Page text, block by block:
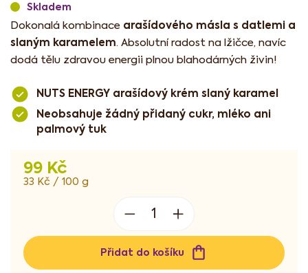
99 Kč
Měrná
33 Kč / 100 g
Skladem
Přidat do košíku
Dokonalá kombinace arašídového másla s datlemi a
slaným karamelem. Absolutní radost na lžičce, navíc
dodá tělu zdravou energii plnou blahodárných živin!
NUTS ENERGY arašídový krém slaný karamel
Neobsahuje žádný přidaný cukr, mléko ani
palmový tuk